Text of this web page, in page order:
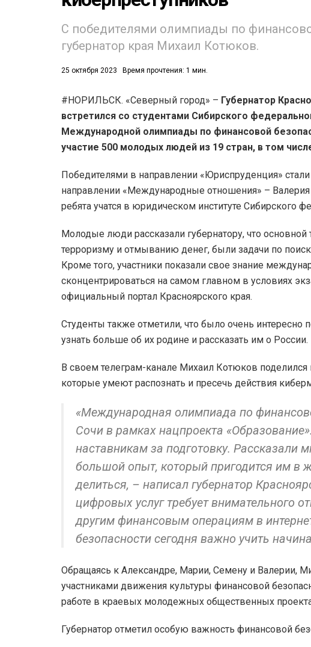
С победителями олимпиады по
губернатор края Михаил Котюков.
25 октября 2023 Время прочтения: 1 мин.
#НОРИЛЬСК. «Северный город» – Губернатор
встретился со студентами Сибирского
Международной олимпиады по финансовой
участие 500 молодых людей из 19 стран, в том
Победителями в направлении «Юриспруденция»
направлении «Международные отношения» –
ребята учатся в юридическом институте Сибирского
Молодые люди рассказали губернатору, что
терроризму и отмыванию денег, были задачи по
Кроме того, участники показали свое знание
сконцентрироваться на самом главном в условиях
официальный портал Красноярского края.
Студенты также отметили, что было очень интересно
узнать больше об их родине и рассказать им о России.
В своем телеграм-канале Михаил Котюков поделился
которые умеют распознать и пресечь действия
«Международная олимпиада по
Сочи в рамках нацпроекта
наставникам за подготовку. Рассказали
большой опыт, который пригодится им в
делиться, – написал губернатор
цифровых услуг требует внимательного
другим финансовым операциям в
безопасности сегодня важно учить
Обращаясь к Александре, Марии, Семену и Валерии,
участниками движения культуры финансовой
работе в краевых молодежных общественных
Губернатор отметил особую важность финансовой